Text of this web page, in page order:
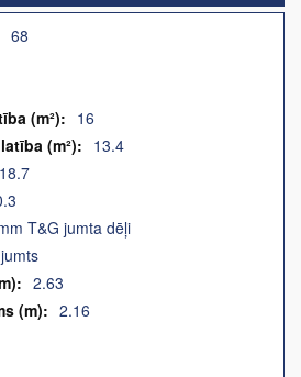
68
16
13.4
18.7
T&G jumta dēļi
2.63
2.16